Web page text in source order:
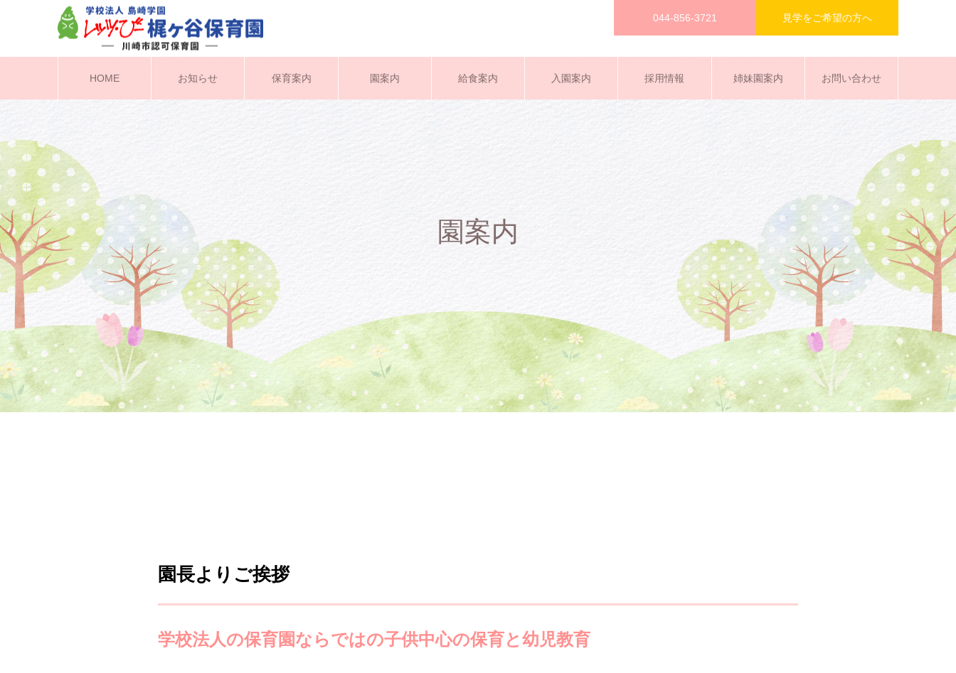
044-856-3721 見学をご希望の方へ
HOME お知らせ 保育案内 園案内 給食案内 入園案内 採用情報 姉妹園案内 お問い合わせ
園案内
園長よりご挨拶
学校法人の保育園ならではの子供中心の保育と幼児教育